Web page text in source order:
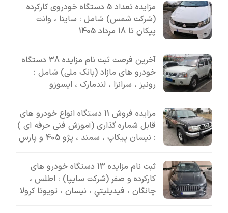
مزایده تعداد 5 دستگاه خودروی کارکرده
(شرکت شمس) شامل : ساینا ، وانت
پیکان تا 18 مرداد 1405
آخرین فرصت ثبت نام مزایده 38 دستگاه
خودرو های مازاد (بانک ملی) شامل :
رونیز ، سرانزا ، لندمارک ، ایسوزو
مزایده فروش 11 دستگاه انواع خودرو های
قابل شماره گذاری (آموزش فنی حرفه ای )
: نیسان پیکاپ ، سمند ، پژو 405 و پارس
ثبت نام مزایده 13 دستگاه خودرو های
کارکرده و صفر (شرکت سایپا) : اطلس ،
چانگان ، فيديليتي ، نیسان ، تویوتا کرولا